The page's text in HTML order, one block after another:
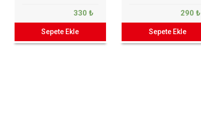
330 ₺
Sepete Ekle
290 ₺
Sepete Ekle